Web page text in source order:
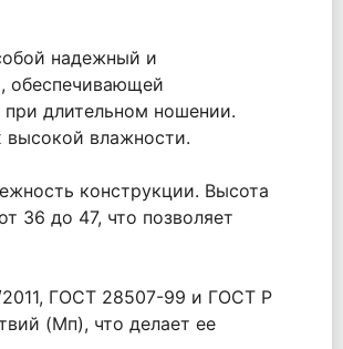
надежный и
обеспечивающей
при длительном ношении.
высокой влажности.
конструкции. Высота
36 до 47, что позволяет
ГОСТ 28507-99 и ГОСТ Р
(Мп), что делает ее